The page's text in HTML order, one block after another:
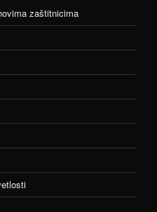
zaštitnicima